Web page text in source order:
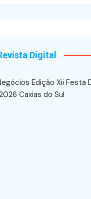
Digital
Edição Xii Festa
Caxias do Sul